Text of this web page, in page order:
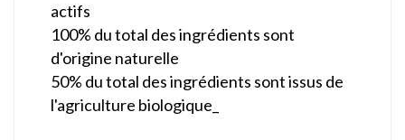
actifs
100% du total des ingrédients sont
d'origine naturelle
50% du total des ingrédients sont issus de
l'agriculture biologique_